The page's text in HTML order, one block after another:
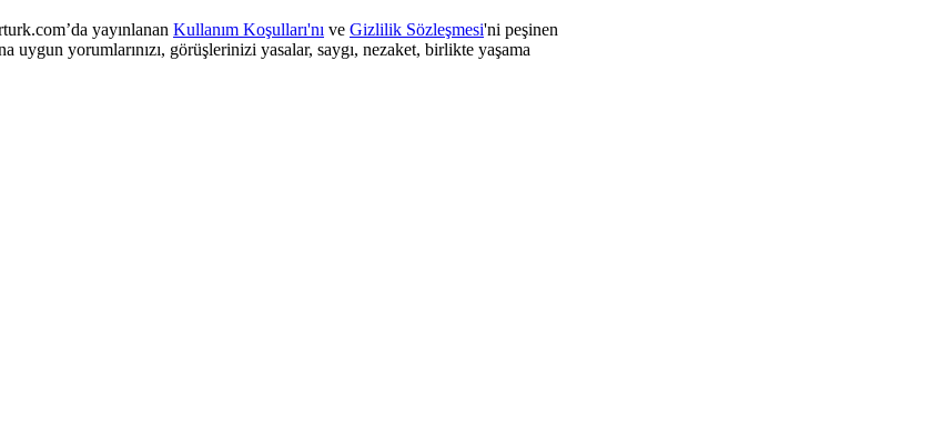
yayınlanan Kullanım Koşulları'nı ve Gizlilik Sözleşmesi'ni peşinen
uygun yorumlarınızı, görüşlerinizi yasalar, saygı, nezaket, birlikte yaşama